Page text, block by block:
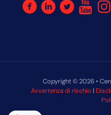
Copyright © 2026 •
Avvertenza di rischio |